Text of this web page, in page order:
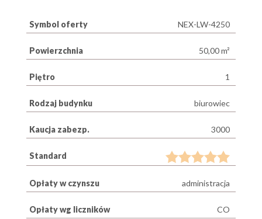
Symbol oferty NEX-LW-4250
Powierzchnia 50,00 m²
Piętro 1
Rodzaj budynku biurowiec
Kaucja zabezp. 3000
Standard
Opłaty w czynszu administracja
Opłaty wg liczników CO